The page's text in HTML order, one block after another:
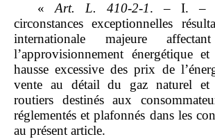
«Art. L. 410‑2‑1. – I. –
circonstances exceptionnelles
internationale majeure
l’approvisionnement énergétique
hausse excessive des prix de
vente au détail du gaz naturel et
routiers destinés aux
réglementés et plafonnés dans les
au présent article.